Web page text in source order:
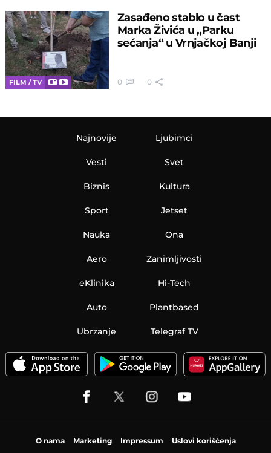
FILM / TV
Zasađeno stablo u čast
Marka Živića u „Parku
sećanja“ u Vrnjačkoj Banji
0 0
Najnovije
Vesti
Biznis
Sport
Nauka
Aero
Ljubimci
Svet
Kultura
Jetset
Ona
Zanimljivosti
eKlinika Hi-Tech
Auto Plantbased
Ubrzanje Telegraf TV
O nama Marketing Impressum Uslovi korišćenja